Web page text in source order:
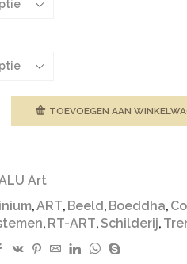
TOEVOEGEN AAN
Art
,ART, Beeld, Boeddha,
, RT-ART,Schilderij,